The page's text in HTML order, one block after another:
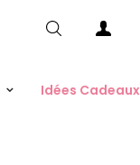
Idées Cadeaux